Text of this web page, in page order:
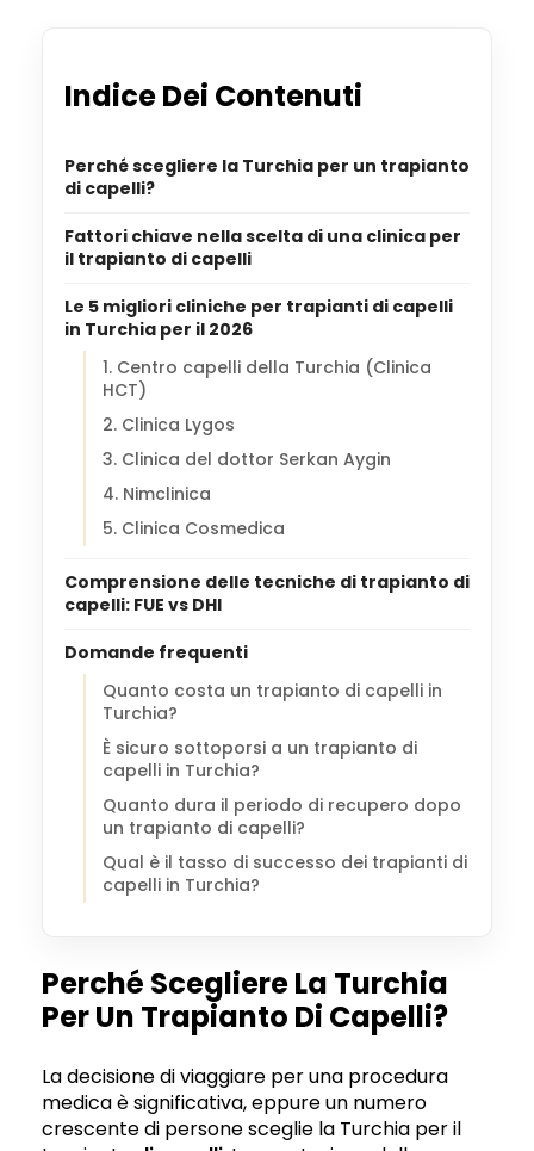
Indice Dei Contenuti
Perché scegliere la Turchia per un trapianto
di capelli?
Fattori chiave nella scelta di una clinica per
il trapianto di capelli
Le 5 migliori cliniche per trapianti di capelli
in Turchia per il 2026
1. Centro capelli della Turchia (Clinica
HCT)
2. Clinica Lygos
3. Clinica del dottor Serkan Aygin
4. Nimclinica
5. Clinica Cosmedica
Comprensione delle tecniche di trapianto di
capelli: FUE vs DHI
Domande frequenti
Quanto costa un trapianto di capelli in
Turchia?
È sicuro sottoporsi a un trapianto di
capelli in Turchia?
Quanto dura il periodo di recupero dopo
un trapianto di capelli?
Qual è il tasso di successo dei trapianti di
capelli in Turchia?
Perché Scegliere La Turchia
Per Un Trapianto Di Capelli?
La decisione di viaggiare per una procedura
medica è significativa, eppure un numero
crescente di persone sceglie la Turchia per il